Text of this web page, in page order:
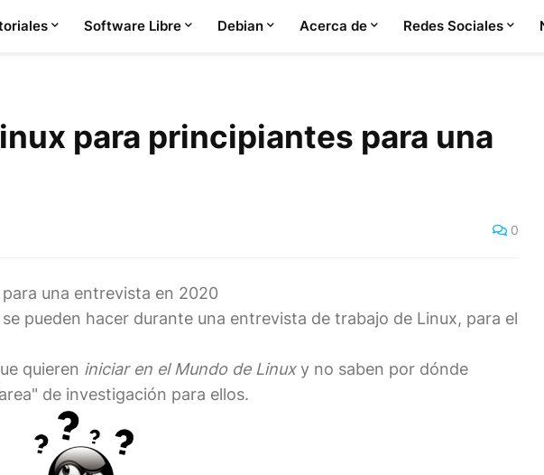
Software Libre Debian Acerca de Redes Sociales
para principiantes para una
0
para una entrevista en 2020
se pueden hacer durante una entrevista de trabajo de Linux, para el
quieren iniciar en el Mundo de Linuxy no saben por dónde
de investigación para ellos.